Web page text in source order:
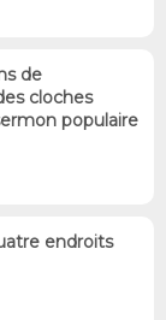
de
cloches
populaire
endroits